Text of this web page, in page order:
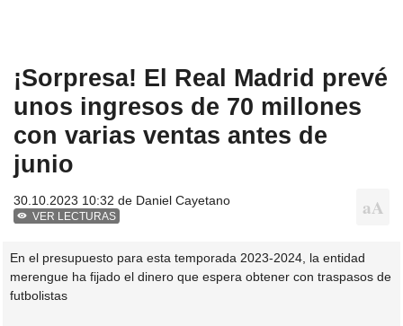
¡Sorpresa! El Real Madrid prevé
unos ingresos de 70 millones
con varias ventas antes de
junio
30.10.2023 10:32 de Daniel Cayetano
VER LECTURAS
En el presupuesto para esta temporada 2023-2024, la entidad
merengue ha fijado el dinero que espera obtener con traspasos de
futbolistas